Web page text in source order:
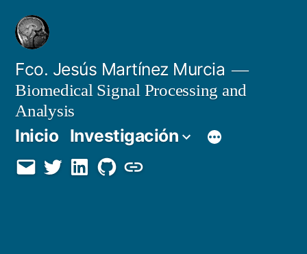
Saltar
contenido
Fco. Jesús Martínez Murcia
Biomedical Signal Processing and
Analysis
Inicio Investigación
EmailTwitterLinkedInGitHub
Orcid